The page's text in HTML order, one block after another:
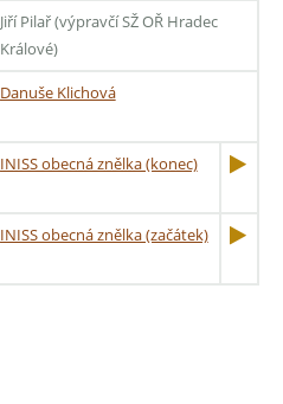
Jiří Pilař (výpravčí SŽ OŘ Hradec
Králové)
Danuše Klichová
INISS obecná znělka (konec)
INISS obecná znělka (začátek)